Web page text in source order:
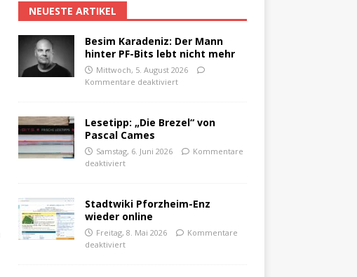
NEUESTE ARTIKEL
Besim Karadeniz: Der Mann
hinter PF-Bits lebt nicht mehr
Mittwoch, 5. August 2026
Kommentare deaktiviert
Lesetipp: „Die Brezel“ von
Pascal Cames
Samstag, 6. Juni 2026
Kommentare
deaktiviert
Stadtwiki Pforzheim-Enz
wieder online
Freitag, 8. Mai 2026
Kommentare
deaktiviert